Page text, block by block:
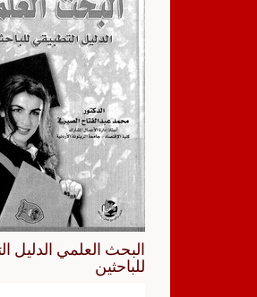
البحث العلمي الدليل
للباحثين